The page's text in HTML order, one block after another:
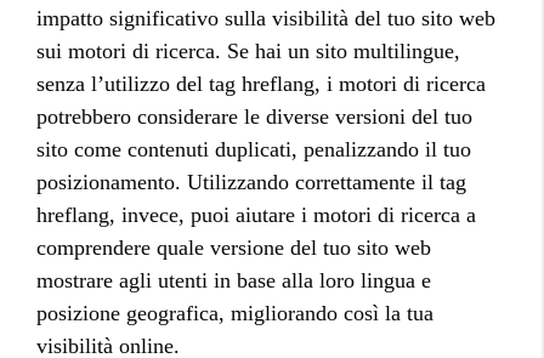
impatto significativo sulla visibilità del tuo sito web
sui motori di ricerca. Se hai un sito multilingue,
senza l’utilizzo del tag hreflang, i motori di ricerca
potrebbero considerare le diverse versioni del tuo
sito come contenuti duplicati, penalizzando il tuo
posizionamento. Utilizzando correttamente il tag
hreflang, invece, puoi aiutare i motori di ricerca a
comprendere quale versione del tuo sito web
mostrare agli utenti in base alla loro lingua e
posizione geografica, migliorando così la tua
visibilità online.